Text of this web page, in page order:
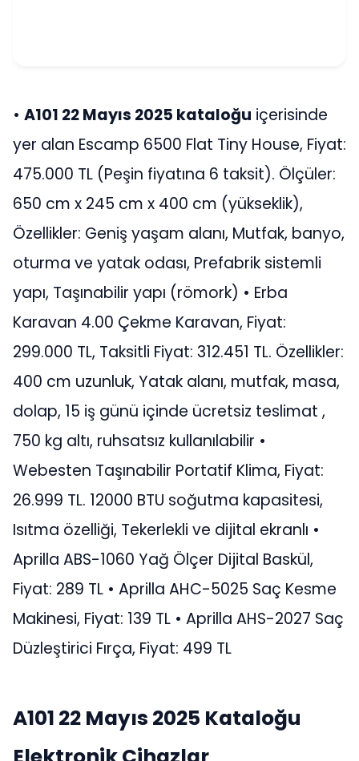
• A101 22 Mayıs 2025 kataloğu içerisinde
yer alan Escamp 6500 Flat Tiny House, Fiyat:
475.000 TL (Peşin fiyatına 6 taksit). Ölçüler:
650 cm x 245 cm x 400 cm (yükseklik),
Özellikler: Geniş yaşam alanı, Mutfak, banyo,
oturma ve yatak odası, Prefabrik sistemli
yapı, Taşınabilir yapı (römork) • Erba
Karavan 4.00 Çekme Karavan, Fiyat:
299.000 TL, Taksitli Fiyat: 312.451 TL. Özellikler:
400 cm uzunluk, Yatak alanı, mutfak, masa,
dolap, 15 iş günü içinde ücretsiz teslimat ,
750 kg altı, ruhsatsız kullanılabilir •
Webesten Taşınabilir Portatif Klima, Fiyat:
26.999 TL. 12000 BTU soğutma kapasitesi,
Isıtma özelliği, Tekerlekli ve dijital ekranlı •
Aprilla ABS-1060 Yağ Ölçer Dijital Baskül,
Fiyat: 289 TL • Aprilla AHC-5025 Saç Kesme
Makinesi, Fiyat: 139 TL • Aprilla AHS-2027 Saç
Düzleştirici Fırça, Fiyat: 499 TL
A101 22 Mayıs 2025 Kataloğu